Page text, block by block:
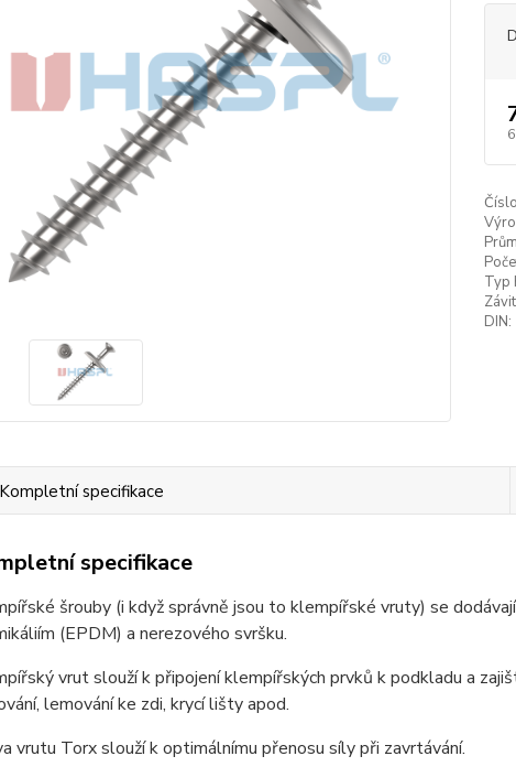
Typ
DIN:
Kompletní specifikace
specifikace
šrouby (i když správně jsou to klempířské vruty) se
(EPDM) a nerezového svršku.
vrut slouží k připojení klempířských prvků k podkladu a
lemování ke zdi, krycí lišty apod.
vrutu Torx slouží k optimálnímu přenosu síly při zavrtávání.